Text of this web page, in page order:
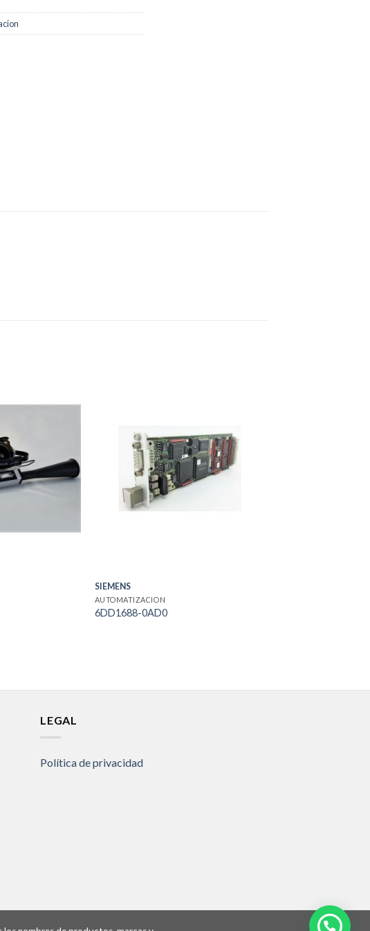
SIEMENS
AUTOMATIZACION
6DD1688-0AD0
LEGAL
Política de privacidad